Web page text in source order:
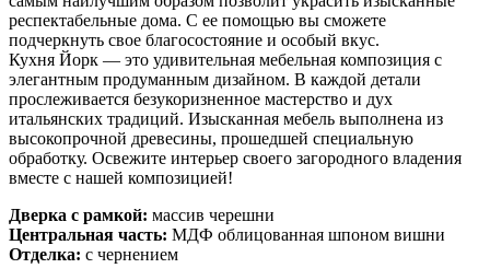
респектабельные дома. С ее помощью вы сможете
подчеркнуть свое благосостояние и особый вкус.
Кухня Йорк — это удивительная мебельная композиция с
элегантным продуманным дизайном. В каждой детали
прослеживается безукоризненное мастерство и дух
итальянских традиций. Изысканная мебель выполнена из
высокопрочной древесины, прошедшей специальную
обработку. Освежите интерьер своего загородного владения
вместе с нашей композицией!
Дверка с рамкой: массив черешни
Центральная часть: МДФ облицованная шпоном вишни
Отделка: с чернением